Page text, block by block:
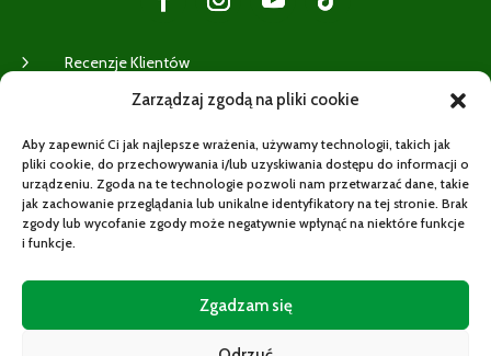
Zarządzaj zgodą na pliki cookie
Aby zapewnić Ci jak najlepsze wrażenia, używamy technologii, takich jak
pliki cookie, do przechowywania i/lub uzyskiwania dostępu do informacji o
urządzeniu. Zgoda na te technologie pozwoli nam przetwarzać dane, takie
jak zachowanie przeglądania lub unikalne identyfikatory na tej stronie. Brak
zgody lub wycofanie zgody może negatywnie wpłynąć na niektóre funkcje
i funkcje.
Zgadzam się
5 Recenzje Klientów
Zwrot w ciągu 14 dni
Potrzebujesz pomocy?